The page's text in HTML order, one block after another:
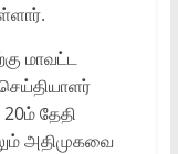
மாவட்ட
20ம் தேதி
அதிமுகவை